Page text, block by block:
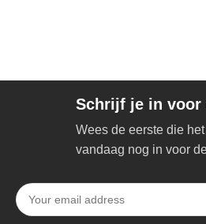
Schrijf je in voor
Wees de eerste die
vandaag nog in voor